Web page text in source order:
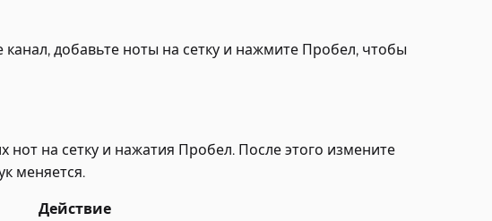
добавьте ноты на сетку и нажмите Пробел, чтобы
нот на сетку и нажатия Пробел. После этого измените
меняется.
Действие